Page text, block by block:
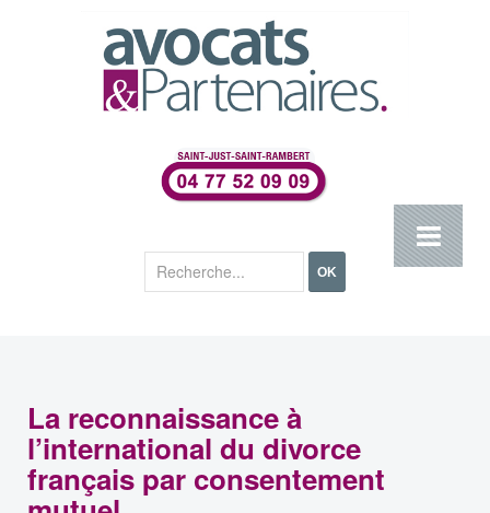
OK
La reconnaissance à
l’international du divorce
français par consentement